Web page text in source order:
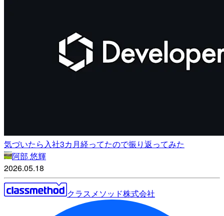
気づいたら入社3カ月経ってたので振り返ってみた
阿部 悠輝
2026.05.18
クラスメソッド株式会社